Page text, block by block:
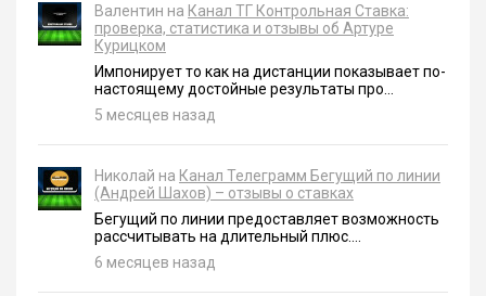
Валентин на Канал ТГ Контрольная Ставка:
проверка, статистика и отзывы об Артуре
Курицком
Импонирует то как на дистанции показывает по-
настоящему достойные результаты про...
5 месяцев назад
Николай на Канал Телеграмм Бегущий по линии
(Андрей Шахов) – отзывы о ставках
Бегущий по линии предоставляет возможность
рассчитывать на длительный плюс....
6 месяцев назад